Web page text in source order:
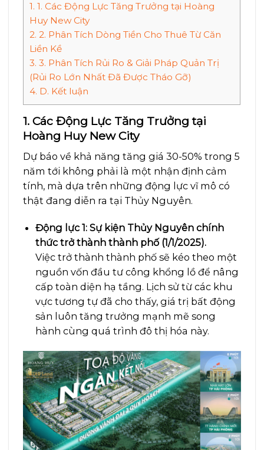
1. 1. Các Động Lực Tăng Trưởng tại Hoàng
Huy New City
2. 2. Phân Tích Dòng Tiền Cho Thuê Từ Căn
Liền Kề
3. 3. Phân Tích Rủi Ro & Giải Pháp Quản Trị
(Rủi Ro Lớn Nhất Đã Được Tháo Gỡ)
4. D. Kết luận
1. Các Động Lực Tăng Trưởng tại
Hoàng Huy New City
Dự báo về khả năng tăng giá 30-50% trong 5
năm tới không phải là một nhận định cảm
tính, mà dựa trên những động lực vĩ mô có
thật đang diễn ra tại Thủy Nguyên.
Động lực 1: Sự kiện Thủy Nguyên chính
thức trở thành thành phố (1/1/2025).
Việc trở thành thành phố sẽ kéo theo một
nguồn vốn đầu tư công khổng lồ để nâng
cấp toàn diện hạ tầng. Lịch sử từ các khu
vực tương tự đã cho thấy, giá trị bất động
sản luôn tăng trưởng mạnh mẽ song
hành cùng quá trình đô thị hóa này.